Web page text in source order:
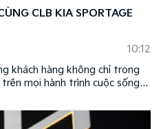
CLB KIA SPORTAGE
10:12
khách hàng không chỉ trong
mọi hành trình cuộc sống,
chương trình “Gắn kết cộng
diễn ra ngày 17/5/2025.